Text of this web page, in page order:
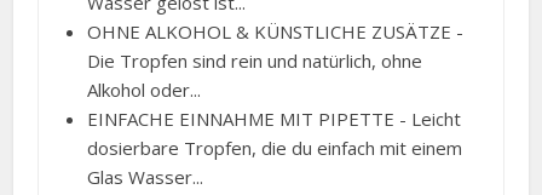
OHNE ALKOHOL & KÜNSTLICHE ZUSÄTZE -
Die Tropfen sind rein und natürlich, ohne
Alkohol oder...
EINFACHE EINNAHME MIT PIPETTE - Leicht
dosierbare Tropfen, die du einfach mit einem
Glas Wasser...